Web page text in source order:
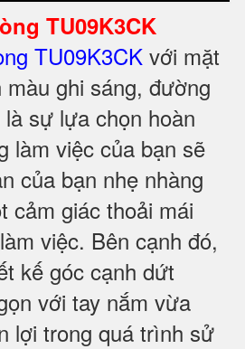
TU09K3CK
TU09K3CK với mặt
ghi sáng, đường
sự lựa chọn hoàn
làm việc của bạn sẽ
của bạn nhẹ nhàng
cảm giác thoải mái
việc. Bên cạnh đó,
kế góc cạnh dứt
với tay nắm vừa
lợi trong quá trình sử